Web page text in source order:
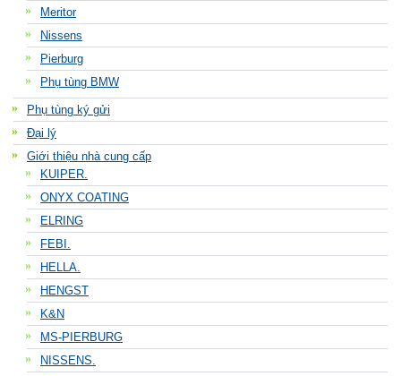
Meritor
Nissens
Pierburg
Phụ tùng BMW
Phụ tùng ký gửi
Đại lý
Giới thiệu nhà cung cấp
KUIPER.
ONYX COATING
ELRING
FEBI.
HELLA.
HENGST
K&N
MS-PIERBURG
NISSENS.